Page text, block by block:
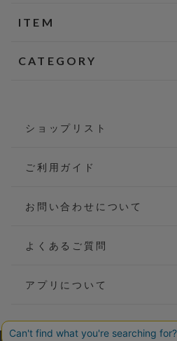
ITEM
CATEGORY
ショップリスト
ご利用ガイド
お問い合わせについて
よくあるご質問
アプリについて